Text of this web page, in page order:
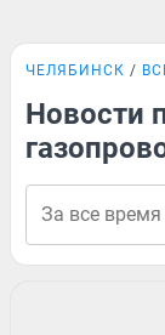
ЧЕЛЯБИНСК
Новости